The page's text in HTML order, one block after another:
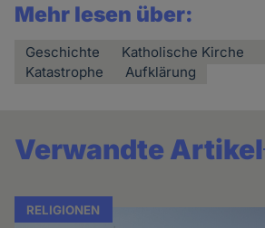
Mehr lesen über:
Geschichte Katholische Kirche
Katastrophe
Aufklärung
Verwandte Artikel
RELIGIONEN